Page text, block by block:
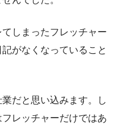
しまったフレッチャー
がなくなっていること
だと思い込みます。し
レッチャーだけではあ